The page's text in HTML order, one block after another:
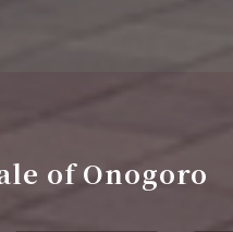
of Onogoro